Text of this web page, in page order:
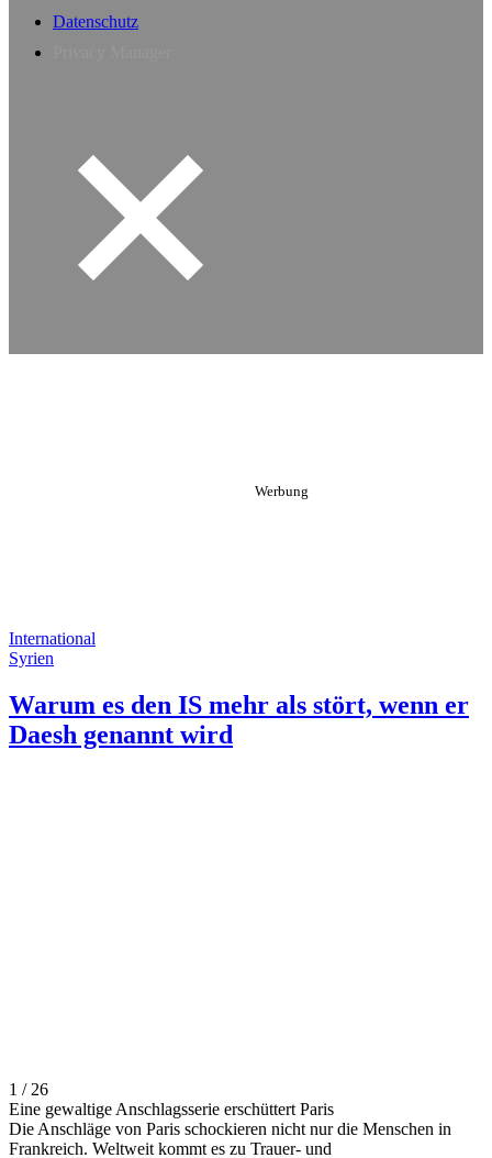
Datenschutz
International
Syrien
Warum es den IS mehr als stört, wenn er
Daesh genannt wird
1 / 26
Eine gewaltige Anschlagsserie erschüttert Paris
Die Anschläge von Paris schockieren nicht nur die Menschen in
Frankreich. Weltweit kommt es zu Trauer- und